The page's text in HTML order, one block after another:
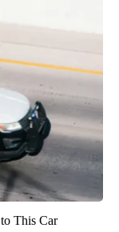
This Car